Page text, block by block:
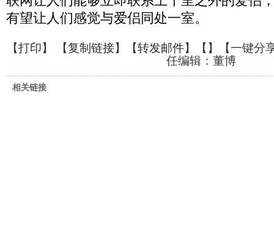
有望让人们感觉与爱侣同处一室。
【打印】 【复制链接】【转发邮件】【 】
【一键分
任编辑：董博
相关链接